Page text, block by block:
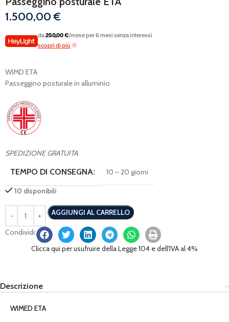
1.500,00€
da250,00 €/mese per 6 mesi senza interessi
scopri di più
WIMD ETA
Passeggino posturale in alluminio
SPEDIZIONE GRATUITA
TEMPO DI CONSEGNA: 10 – 20 giorni
10 disponibili
AGGIUNGI AL CARRELLO
Condividi:
Clicca qui per usufruire della Legge 104 e dell'IVA al 4%
Descrizione
WIMED ETA